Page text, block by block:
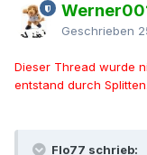
Geschrieben
Dieser Thread wurde
entstand durch
Flo77 schrieb: